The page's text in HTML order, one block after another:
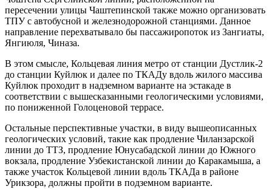
пересечении улицы Чаштепинской также можно организовать
ТПУ с автобусной и железнодорожной станциями. Данное
направление перехватывало бы пассажиропоток из Зангиаты,
Янгиюля, Чиназа.
В этом смысле, Кольцевая линия метро от станции Дустлик-2
до станции Куйлюк и далее по ТКАДу вдоль жилого массива
Куйлюк проходит в надземном варианте на эстакаде в
соответствии с вышесказанными геологическими условиями,
по пониженной Голоценовой террасе.
Остальные перспективные участки, в виду вышеописанных
геологических условий, такие как продление Чиланзарской
линии до ТТЗ, продление Юнусабадской линии до Южного
вокзала, продление Узбекистанской линии до Каракамыша, а
также участок Кольцевой линии вдоль ТКАДа в районе
Урикзора, должны пройти в подземном варианте.